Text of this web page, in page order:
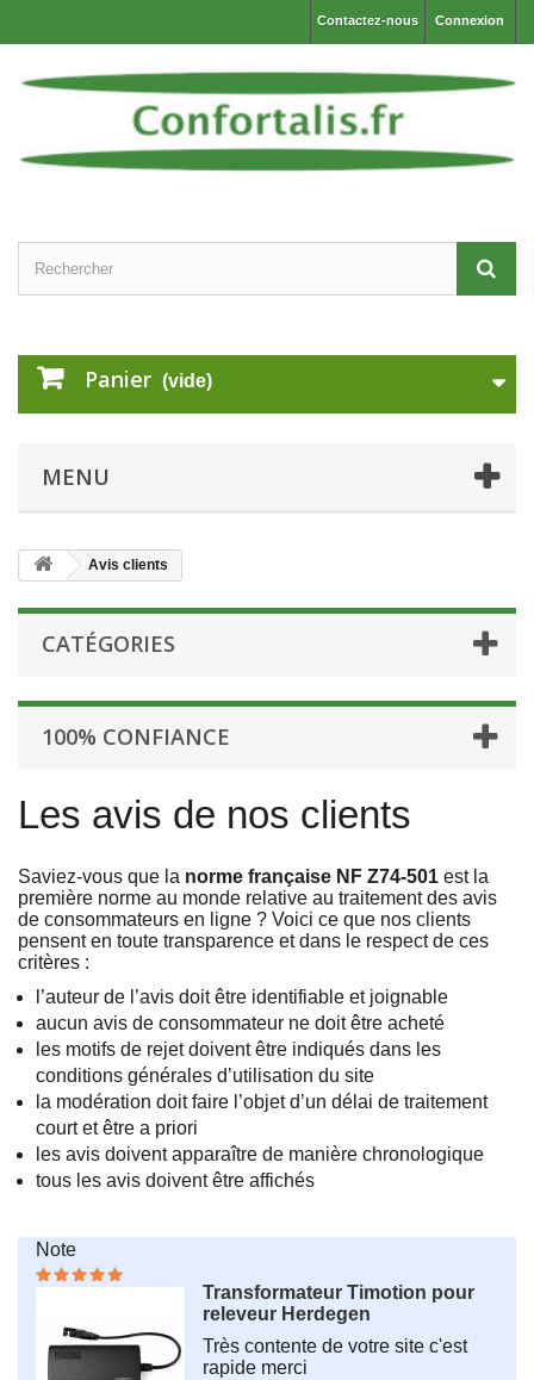
Connexion
Contactez-nous
Panier (vide)
MENU
Avis clients
CATÉGORIES
100% CONFIANCE
Les avis de nos clients
Saviez-vous que la norme française NF Z74-501 est la
première norme au monde relative au traitement des avis
de consommateurs en ligne ? Voici ce que nos clients
pensent en toute transparence et dans le respect de ces
critères :
l’auteur de l’avis doit être identifiable et joignable
aucun avis de consommateur ne doit être acheté
les motifs de rejet doivent être indiqués dans les
conditions générales d’utilisation du site
la modération doit faire l’objet d’un délai de traitement
court et être a priori
les avis doivent apparaître de manière chronologique
tous les avis doivent être affichés
Note
Transformateur Timotion pour
releveur Herdegen
Très contente de votre site c'est
rapide merci